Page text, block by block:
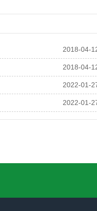
2018-04-
2018-04-
2022-01-
2022-01-